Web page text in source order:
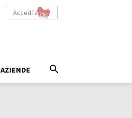
Accedi a
AZIENDE